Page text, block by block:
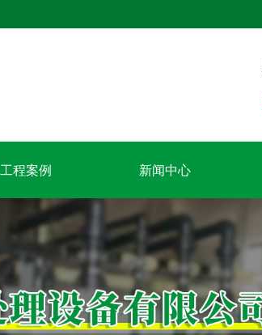
工程案例 新闻中心